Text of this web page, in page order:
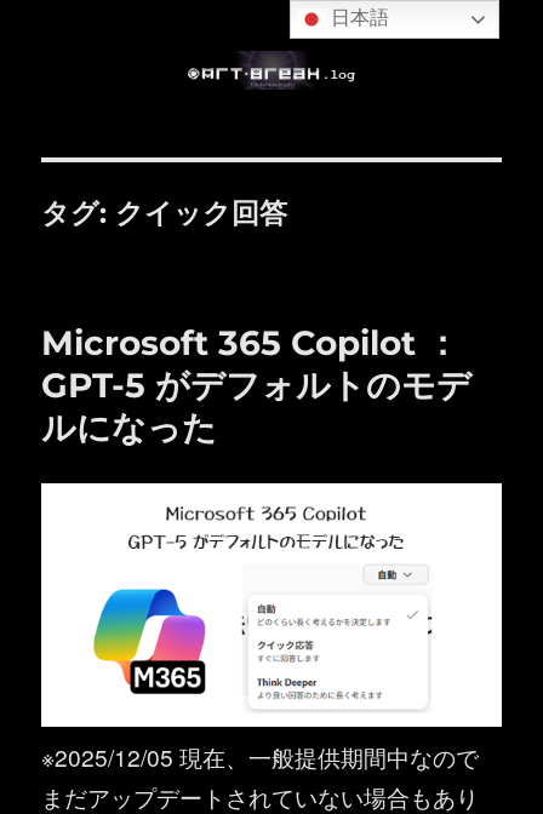
タグ: クイック回答
Microsoft 365 Copilot ：
GPT-5 がデフォルトのモデ
ルになった
※2025/12/05 現在、一般提供期間中なので
まだアップデートされていない場合もあり
日本語